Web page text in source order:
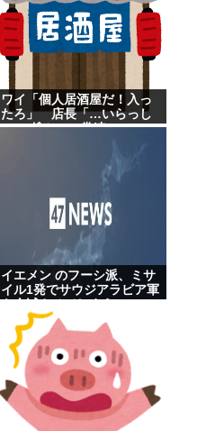
ワイ「個人居酒屋だ！入っ
たろ」 店長「…いらっし
ゃぃ(ﾎﾞｿｯ」 常連
イエメン のフーシ派、ミサ
イル1発でサウジアラビア軍
を全滅させてしまうww